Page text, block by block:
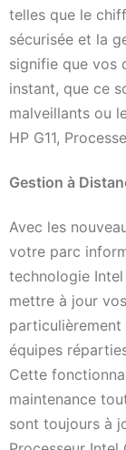
telles que le
sécurisée et la
signifie que vos
instant, que ce
malveillants ou
HP G11,
Gestion à
Avec les
votre parc
technologie
mettre à jour
équipes
Cette
maintenance
sont toujours à